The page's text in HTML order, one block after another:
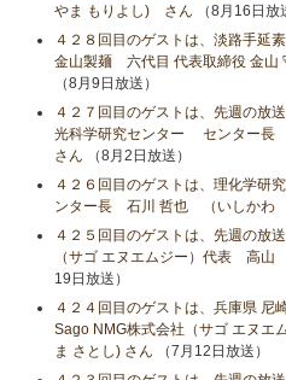
やま もりよし) さん （8月16日放
４２８回目のゲストは、淡路手延
金山製麺 六代目 代表取締役 金山
（8月9日放送）
４２７回目のゲストは、先週の放
光科学研究センター センター
さん （8月2日放送）
４２６回目のゲストは、理化学
ンター長 石川 哲也 （いしかわ
４２５回目のゲストは、先週の放
（サゴ エヌエムジー）代表 高山
19日放送）
４２４回目のゲストは、兵庫県 尼
Sago NMG株式会社（サゴ エヌ
ま さとし) さん （7月12日放送）